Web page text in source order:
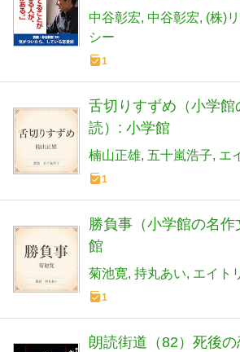
ら、している恋愛術
中谷彰宏 中谷彰宏 (株)
シー
1
舌切りすずめ（小学館
読）: 小学館
楠山正雄 五十嵐浩子 エ
1
勝負事（小学館の名
館
菊池寛 持丸あい エイト
1
朗読街道（82）死後の